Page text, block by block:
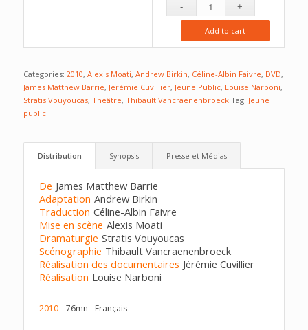
Add to cart
Categories: 2010, Alexis Moati, Andrew Birkin, Céline-Albin Faivre, DVD,
James Matthew Barrie, Jérémie Cuvillier, Jeune Public, Louise Narboni,
Stratis Vouyoucas, Théâtre, Thibault Vancraenenbroeck Tag: Jeune
public
Distribution Synopsis Presse et Médias
De James Matthew Barrie
Adaptation Andrew Birkin
Traduction Céline-Albin Faivre
Mise en scène Alexis Moati
Dramaturgie Stratis Vouyoucas
Scénographie Thibault Vancraenenbroeck
Réalisation des documentaires Jérémie Cuvillier
Réalisation Louise Narboni
2010 - 76mn - Français